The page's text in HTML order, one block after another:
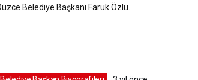
Belediye Başkanı Faruk Özlü...